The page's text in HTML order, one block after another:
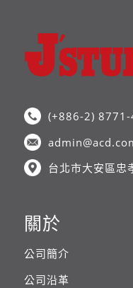
(+886-2)
台北市大安區
關於
公司簡介
公司沿革